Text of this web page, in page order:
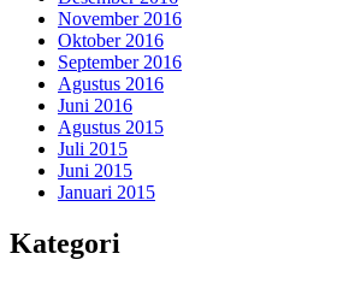
November 2016
Oktober 2016
September 2016
Agustus 2016
Juni 2016
Agustus 2015
Juli 2015
Juni 2015
Januari 2015
Kategori